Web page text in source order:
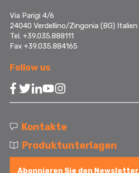
Via Parigi 4/6
24040 Verdellino/Zingonia (BG) Italien
Tel. +39.035.888111
Fax +39.035.884165
Follow us
Kontakte
Produktunterlagen
Abonnieren Sie den Newsletter